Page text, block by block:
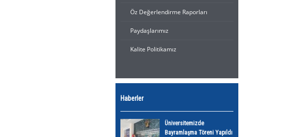
Öz Değerlendirme Raporları
Paydaşlarımız
Kalite Politikamız
Haberler
Üniversitemizde
Bayramlaşma Töreni Yapıldı